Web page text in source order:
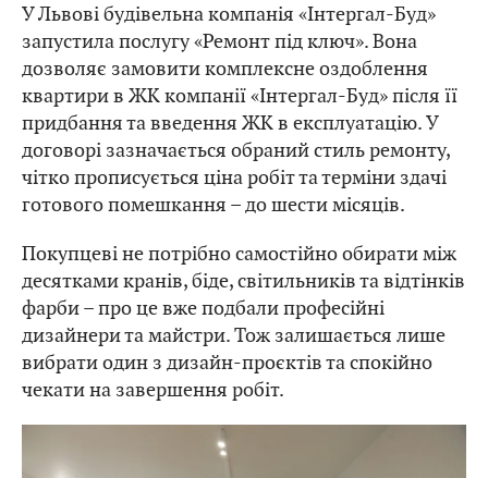
У Львові будівельна компанія «Інтергал-Буд»
запустила послугу «Ремонт під ключ». Вона
дозволяє замовити комплексне оздоблення
квартири в ЖК компанії «Інтергал-Буд» після її
придбання та введення ЖК в експлуатацію. У
договорі зазначається обраний стиль ремонту,
чітко прописується ціна робіт та терміни здачі
готового помешкання – до шести місяців.
Покупцеві не потрібно самостійно обирати між
десятками кранів, біде, світильників та відтінків
фарби – про це вже подбали професійні
дизайнери та майстри. Тож залишається лише
вибрати один з дизайн-проєктів та спокійно
чекати на завершення робіт.